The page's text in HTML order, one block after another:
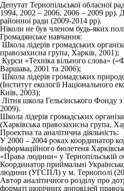
Депутат Тернопільської обласної
1994, 2002 – 2006, 2006 – 2009 рр).
районної ради (2009-2014 рр).
Ніколи не був членом будь-яких
Громадянське навчання:
Школа лідерів громадських
правозахисна група, Харків, 2001);
Курси «Техніка вільного слова»
Варшава, 2001 та 2006);
Школа лідерів громадських
(Інститут екології Національного
Київ, 2003);
Літня школа Гельсінського Фонду
2009).
Школа лідерів громадських
(Харківська правозахисна група,
Проектна та аналітична діяльність:
У 2000 – 2004 роках координатор
інформаційного бюлетеня
«Права людини» у Тернопільській
Координатор приймальні
людини (УГСПЛ) у м. Тернополі
Автор аналітичного розділу про
форматі щорічних доповідей